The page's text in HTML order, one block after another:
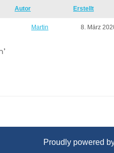
Autor Erstellt
Martin 8. März
Proudly powered